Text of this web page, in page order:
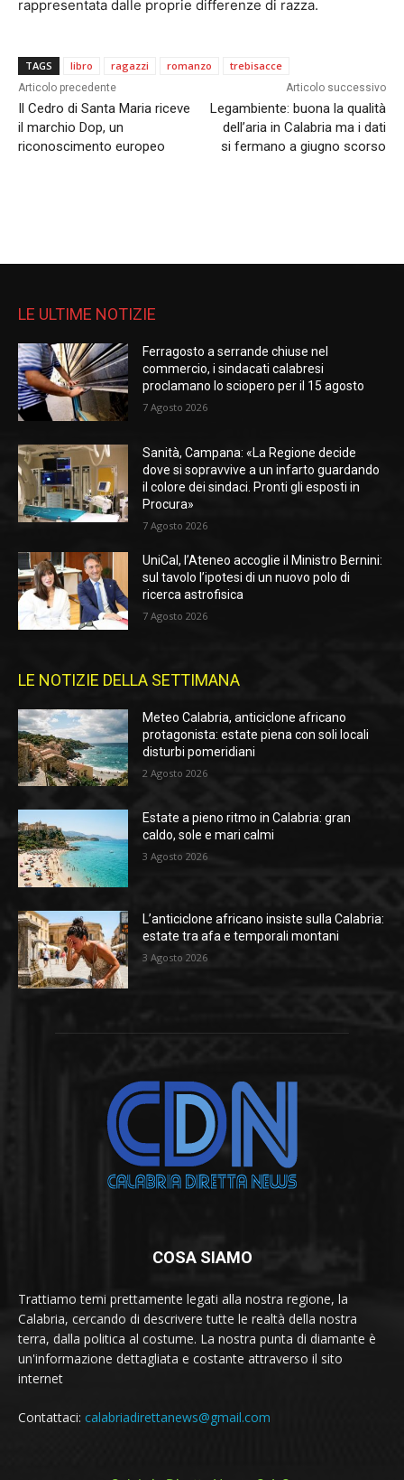
rappresentata dalle proprie differenze di razza.
TAGS libro ragazzi romanzo trebisacce
Articolo precedente
Il Cedro di Santa Maria riceve
il marchio Dop, un
riconoscimento europeo
Articolo successivo
Legambiente: buona la qualità
dell’aria in Calabria ma i dati
si fermano a giugno scorso
LE ULTIME NOTIZIE
Ferragosto a serrande chiuse nel
commercio, i sindacati calabresi
proclamano lo sciopero per il 15 agosto
7 Agosto 2026
Sanità, Campana: «La Regione decide
dove si sopravvive a un infarto guardando
il colore dei sindaci. Pronti gli esposti in
Procura»
7 Agosto 2026
UniCal, l’Ateneo accoglie il Ministro Bernini:
sul tavolo l’ipotesi di un nuovo polo di
ricerca astrofisica
7 Agosto 2026
LE NOTIZIE DELLA SETTIMANA
Meteo Calabria, anticiclone africano
protagonista: estate piena con soli locali
disturbi pomeridiani
2 Agosto 2026
Estate a pieno ritmo in Calabria: gran
caldo, sole e mari calmi
3 Agosto 2026
L’anticiclone africano insiste sulla Calabria:
estate tra afa e temporali montani
3 Agosto 2026
COSA SIAMO
Trattiamo temi prettamente legati alla nostra regione, la
Calabria, cercando di descrivere tutte le realtà della nostra
terra, dalla politica al costume. La nostra punta di diamante è
un'informazione dettagliata e costante attraverso il sito
internet
Contattaci: calabriadirettanews@gmail.com